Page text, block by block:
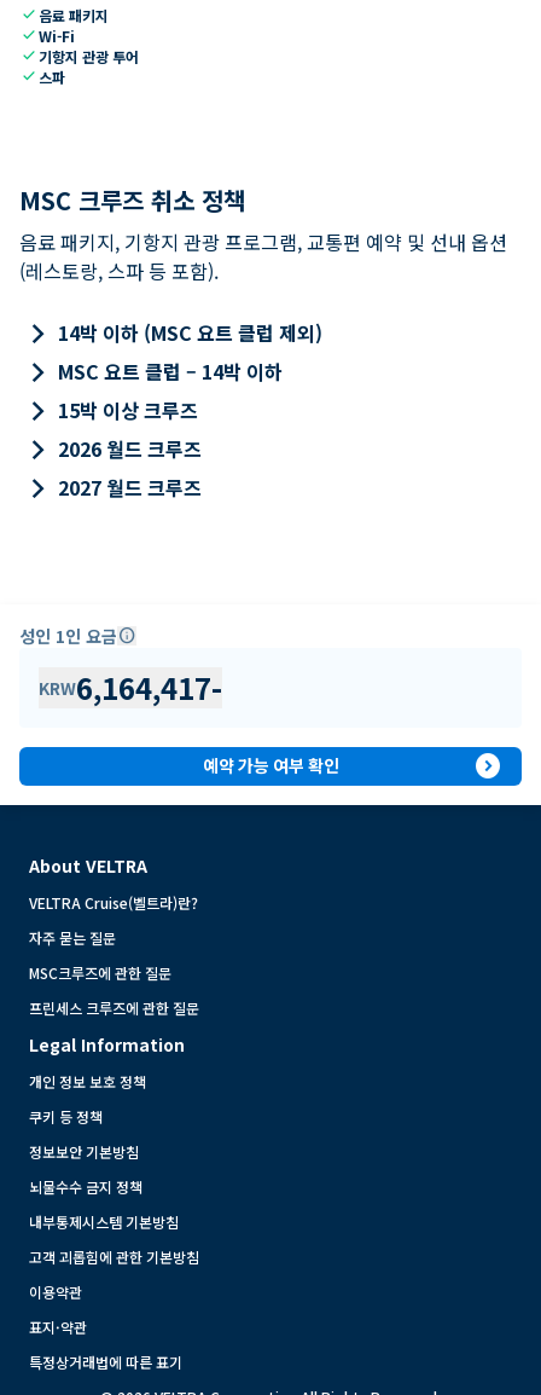
check 음료 패키지
checkWi-Fi
check 기항지 관광 투어
check 스파
MSC 크루즈 취소 정책
음료 패키지, 기항지 관광 프로그램, 교통편 예약 및 선내 옵션
(레스토랑, 스파 등 포함).
keyboard_arrow_right 14박 이하 (MSC 요트 클럽 제외)
keyboard_arrow_right MSC 요트 클럽 – 14박 이하
keyboard_arrow_right 15박 이상 크루즈
keyboard_arrow_right 2026 월드 크루즈
keyboard_arrow_right 2027 월드 크루즈
성인 1인 요금info
KRW6,164,417-
예약 가능 여부 확인 expand_circle_right
About VELTRA
VELTRA Cruise(벨트라)란?
자주 묻는 질문
MSC크루즈에 관한 질문
프린세스 크루즈에 관한 질문
Legal Information
개인 정보 보호 정책
쿠키 등 정책
정보보안 기본방침
뇌물수수 금지 정책
내부통제시스템 기본방침
고객 괴롭힘에 관한 기본방침
이용약관
표지·약관
특정상거래법에 따른 표기